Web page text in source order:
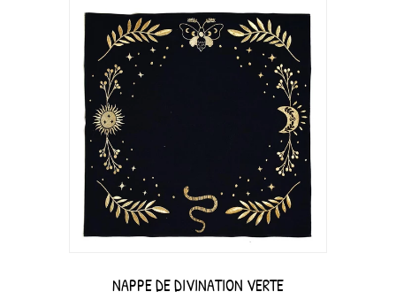
NAPPE DE DIVINATION VERTE